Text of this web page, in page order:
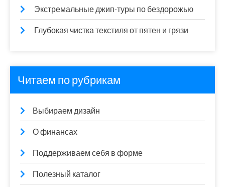
Экстремальные джип-туры по бездорожью
Глубокая чистка текстиля от пятен и грязи
Читаем по рубрикам
Выбираем дизайн
О финансах
Поддерживаем себя в форме
Полезный каталог